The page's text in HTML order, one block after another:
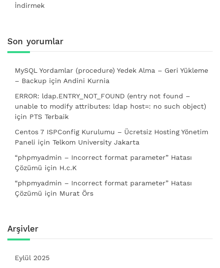
İndirmek
Son yorumlar
MySQL Yordamlar (procedure) Yedek Alma – Geri Yükleme
– Backup için Andini Kurnia
ERROR: ldap.ENTRY_NOT_FOUND (entry not found –
unable to modify attributes: ldap host=: no such object)
için PTS Terbaik
Centos 7 ISPConfig Kurulumu – Ücretsiz Hosting Yönetim
Paneli için Telkom University Jakarta
“phpmyadmin – Incorrect format parameter” Hatası
Çözümü için H.c.K
“phpmyadmin – Incorrect format parameter” Hatası
Çözümü için Murat Örs
Arşivler
Eylül 2025